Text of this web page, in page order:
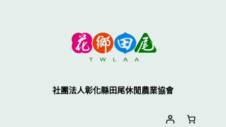
社團法人彰化縣田尾休閒農業協會